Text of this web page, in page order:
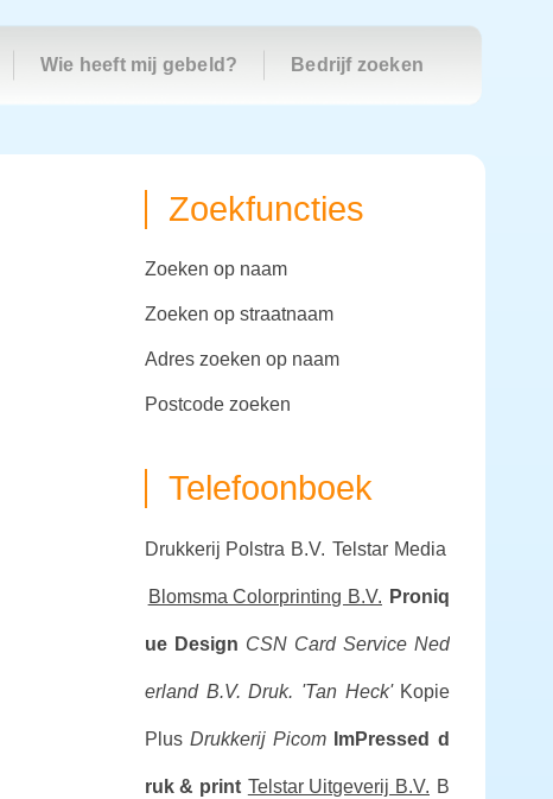
Wie heeft mij gebeld? Bedrijf zoeken
Zoekfuncties
zoeken op naam
zoeken op straatnaam
adres zoeken op naam
postcode zoeken
Telefoonboek
Drukkerij Polstra B.V. Telstar Media
Blomsma Colorprinting B.V. Proniq
ue Design CSN Card Service Ned
erland B.V. Druk. 'Tan Heck' Kopie
Plus Drukkerij Picom ImPressed d
ruk & print Telstar Uitgeverij B.V. B